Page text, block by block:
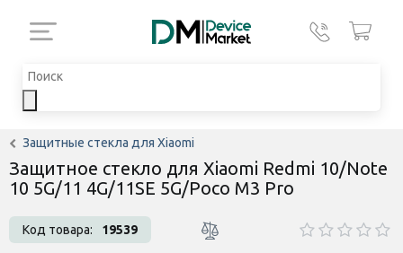
Защитные стекла для Xiaomi
Защитное стекло для Xiaomi Redmi 10/Note
10 5G/11 4G/11SE 5G/Poco M3 Pro
Код товара: 19539